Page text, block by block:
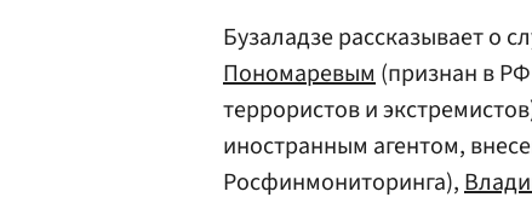
Бузаладзе рассказывает о
Пономаревым(признан в
террористов и
иностранным агентом,
Росфинмониторинга),